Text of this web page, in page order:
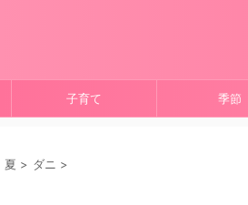
子育て 季節
夏 > ダニ >